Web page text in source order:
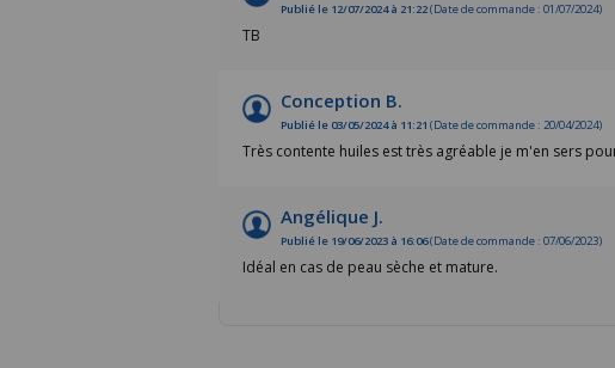
Publié le 12/07/2024 à 21:22(Date de commande : 01/07/2024)
TB
Conception B.
Publié le 03/05/2024 à 11:21 (Date de commande : 20/04/2024)
Très contente huiles est très agréable je m'en sers
Angélique J.
Publié le 19/06/2023 à 16:06(Date de commande : 07/06/2023)
Idéal en cas de peau sèche et mature.